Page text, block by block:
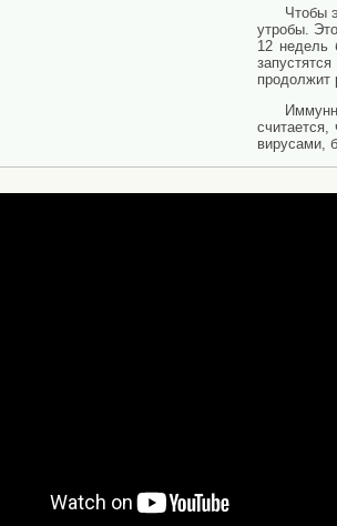
Чтобы
утробы.
12 недель
продолжит
вирусами,